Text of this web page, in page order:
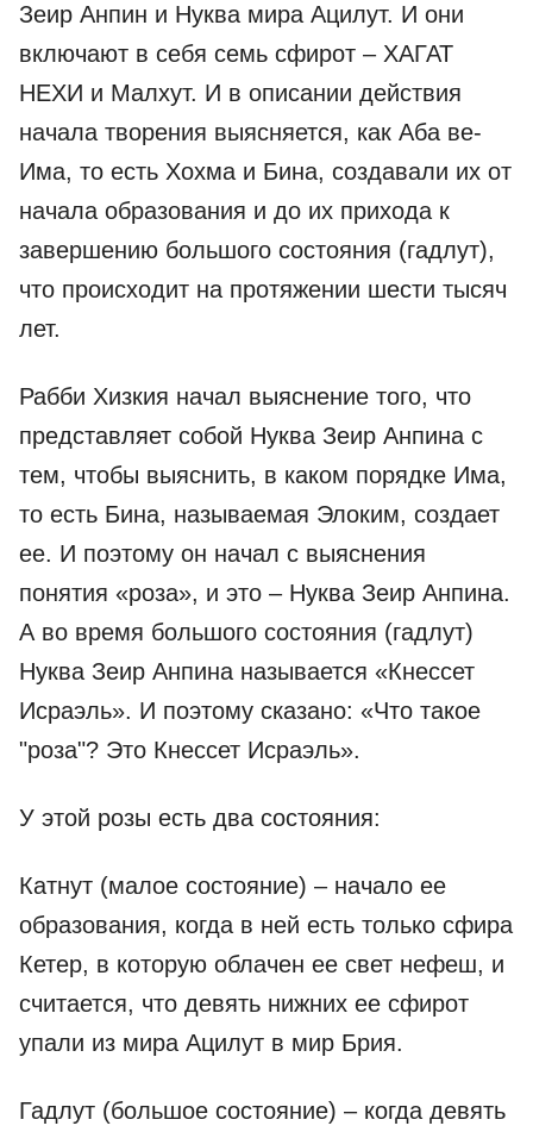
Зеир Анпин и Нуква мира Ацилут. И они
включают в себя семь сфирот – ХАГАТ
НЕХИ и Малхут. И в описании действия
начала творения выясняется, как Аба ве-
Има, то есть Хохма и Бина, создавали их от
начала образования и до их прихода к
завершению большого состояния (гадлут),
что происходит на протяжении шести тысяч
лет.
Рабби Хизкия начал выяснение того, что
представляет собой Нуква Зеир Анпина с
тем, чтобы выяснить, в каком порядке Има,
то есть Бина, называемая Элоким, создает
ее. И поэтому он начал с выяснения
понятия «роза», и это – Нуква Зеир Анпина.
А во время большого состояния (гадлут)
Нуква Зеир Анпина называется «Кнессет
Исраэль». И поэтому сказано: «Что такое
"роза"? Это Кнессет Исраэль».
У этой розы есть два состояния:
Катнут (малое состояние) – начало ее
образования, когда в ней есть только сфира
Кетер, в которую облачен ее свет нефеш, и
считается, что девять нижних ее сфирот
упали из мира Ацилут в мир Брия.
Гадлут (большое состояние) – когда девять